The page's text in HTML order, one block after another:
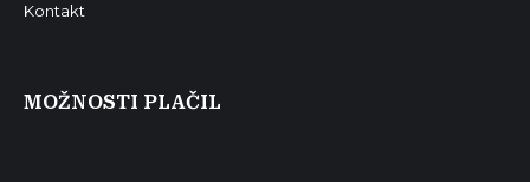
Kontakt
MOŽNOSTI PLAČIL